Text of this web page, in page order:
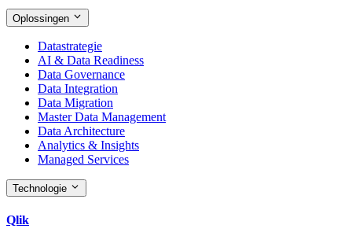
Oplossingen
Datastrategie
AI & Data Readiness
Data Governance
Data Integration
Data Migration
Master Data Management
Data Architecture
Analytics & Insights
Managed Services
Technologie
Qlik